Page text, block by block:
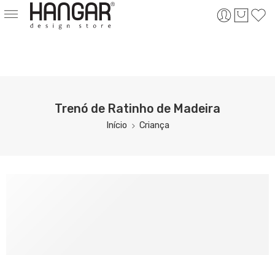
Trenó de Ratinho de Madeira
Início Criança